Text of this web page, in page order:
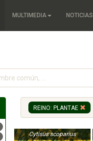
MULTIMEDIA NOTICIAS
REINO: PLANTAE
Cytisus scoparius